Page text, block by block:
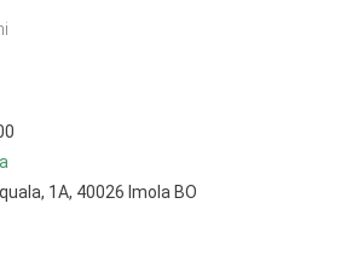
1A, 40026 Imola BO